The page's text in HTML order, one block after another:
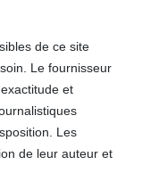
de ce site
Le fournisseur
et
Les
de leur auteur et